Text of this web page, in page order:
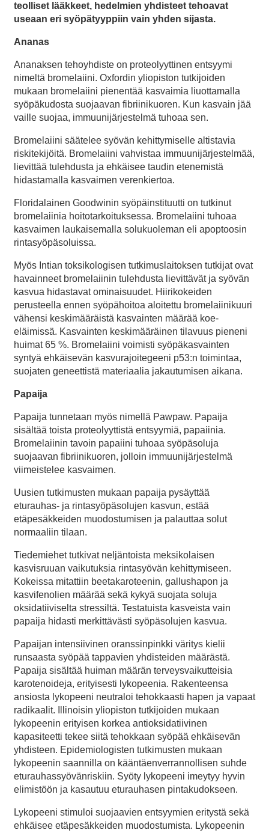
teolliset lääkkeet, hedelmien yhdisteet tehoavat
useaan eri syöpätyyppiin vain yhden sijasta.
Ananas
Ananaksen tehoyhdiste on proteolyyttinen entsyymi
nimeltä bromelaiini. Oxfordin yliopiston tutkijoiden
mukaan bromelaiini pienentää kasvaimia liuottamalla
syöpäkudosta suojaavan fibriinikuoren. Kun kasvain jää
vaille suojaa, immuunijärjestelmä tuhoaa sen.
Bromelaiini säätelee syövän kehittymiselle altistavia
riskitekijöitä. Bromelaiini vahvistaa immuunijärjestelmää,
lievittää tulehdusta ja ehkäisee taudin etenemistä
hidastamalla kasvaimen verenkiertoa.
Floridalainen Goodwinin syöpäinstituutti on tutkinut
bromelaiinia hoitotarkoituksessa. Bromelaiini tuhoaa
kasvaimen laukaisemalla solukuoleman eli apoptoosin
rintasyöpäsoluissa.
Myös Intian toksikologisen tutkimuslaitoksen tutkijat ovat
havainneet bromelaiinin tulehdusta lievittävät ja syövän
kasvua hidastavat ominaisuudet. Hiirikokeiden
perusteella ennen syöpähoitoa aloitettu bromelaiinikuuri
vähensi keskimääräistä kasvainten määrää koe-
eläimissä. Kasvainten keskimääräinen tilavuus pieneni
huimat 65 %. Bromelaiini voimisti syöpäkasvainten
syntyä ehkäisevän kasvurajoitegeeni p53:n toimintaa,
suojaten geneettistä materiaalia jakautumisen aikana.
Papaija
Papaija tunnetaan myös nimellä Pawpaw. Papaija
sisältää toista proteolyyttistä entsyymiä, papaiinia.
Bromelaiinin tavoin papaiini tuhoaa syöpäsoluja
suojaavan fibriinikuoren, jolloin immuunijärjestelmä
viimeistelee kasvaimen.
Uusien tutkimusten mukaan papaija pysäyttää
eturauhas- ja rintasyöpäsolujen kasvun, estää
etäpesäkkeiden muodostumisen ja palauttaa solut
normaaliin tilaan.
Tiedemiehet tutkivat neljäntoista meksikolaisen
kasvisruuan vaikutuksia rintasyövän kehittymiseen.
Kokeissa mitattiin beetakaroteenin, gallushapon ja
kasvifenolien määrää sekä kykyä suojata soluja
oksidatiiviselta stressiltä. Testatuista kasveista vain
papaija hidasti merkittävästi syöpäsolujen kasvua.
Papaijan intensiivinen oranssinpinkki väritys kielii
runsaasta syöpää tappavien yhdisteiden määrästä.
Papaija sisältää huiman määrän terveysvaikutteisia
karotenoideja, erityisesti lykopeenia. Rakenteensa
ansiosta lykopeeni neutraloi tehokkaasti hapen ja vapaat
radikaalit. Illinoisin yliopiston tutkijoiden mukaan
lykopeenin erityisen korkea antioksidatiivinen
kapasiteetti tekee siitä tehokkaan syöpää ehkäisevän
yhdisteen. Epidemiologisten tutkimusten mukaan
lykopeenin saannilla on kääntäenverrannollisen suhde
eturauhassyövänriskiin. Syöty lykopeeni imeytyy hyvin
elimistöön ja kasautuu eturauhasen pintakudokseen.
Lykopeeni stimuloi suojaavien entsyymien eritystä sekä
ehkäisee etäpesäkkeiden muodostumista. Lykopeenin